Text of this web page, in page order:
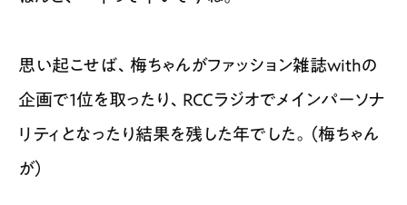
思い起こせば、梅ちゃんがファッション雑誌withの
企画で１位を取ったり、RCCラジオでメインパーソナ
リティとなったり結果を残した年でした。（梅ちゃん
が）